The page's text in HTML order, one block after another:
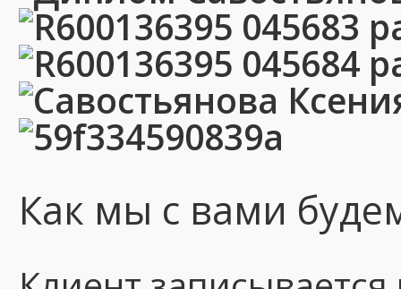
Как мы с вами